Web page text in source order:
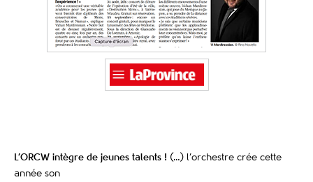
L’ORCW intègre de jeunes talents ! (…) l’orchestre crée cette
année son